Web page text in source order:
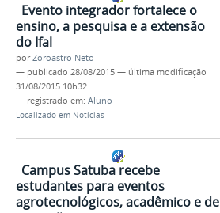
Evento integrador fortalece o
ensino, a pesquisa e a extensão
do Ifal
porZoroastro Neto
— publicado 28/08/2015 — última modificação
31/08/2015 10h32
— registrado em: Aluno
Localizado em Notícias
Campus Satuba recebe
estudantes para eventos
agrotecnológicos, acadêmico e de